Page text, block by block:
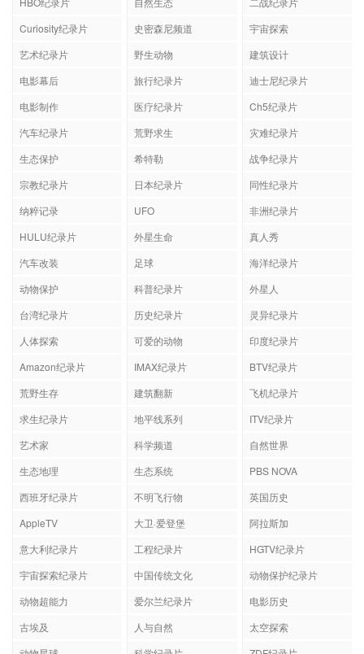
Curiosity纪录片
史密森尼频道
宇宙探索
艺术纪录片
野生动物
建筑设计
电影幕后
旅行纪录片
迪士尼纪录片
电影制作
医疗纪录片
Ch5纪录片
汽车纪录片
荒野求生
灾难纪录片
生态保护
希特勒
战争纪录片
宗教纪录片
日本纪录片
同性纪录片
纳粹记录
UFO
非洲纪录片
HULU纪录片
外星生命
真人秀
汽车改装
足球
海洋纪录片
动物保护
科普纪录片
外星人
台湾纪录片
历史纪录片
灵异纪录片
人体探索
可爱的动物
印度纪录片
Amazon纪录片
IMAX纪录片
BTV纪录片
荒野生存
建筑翻新
飞机纪录片
求生纪录片
地平线系列
ITV纪录片
艺术家
科学频道
自然世界
生态地理
生态系统
PBS NOVA
西班牙纪录片
不明飞行物
英国历史
AppleTV
大卫·爱登堡
阿拉斯加
意大利纪录片
工程纪录片
HGTV纪录片
宇宙探索纪录片
中国传统文化
动物保护纪录片
动物超能力
爱尔兰纪录片
电影历史
古埃及
人与自然
太空探索